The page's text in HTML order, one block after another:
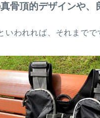
骨頂的デザインや、
いわれれば、それまでで